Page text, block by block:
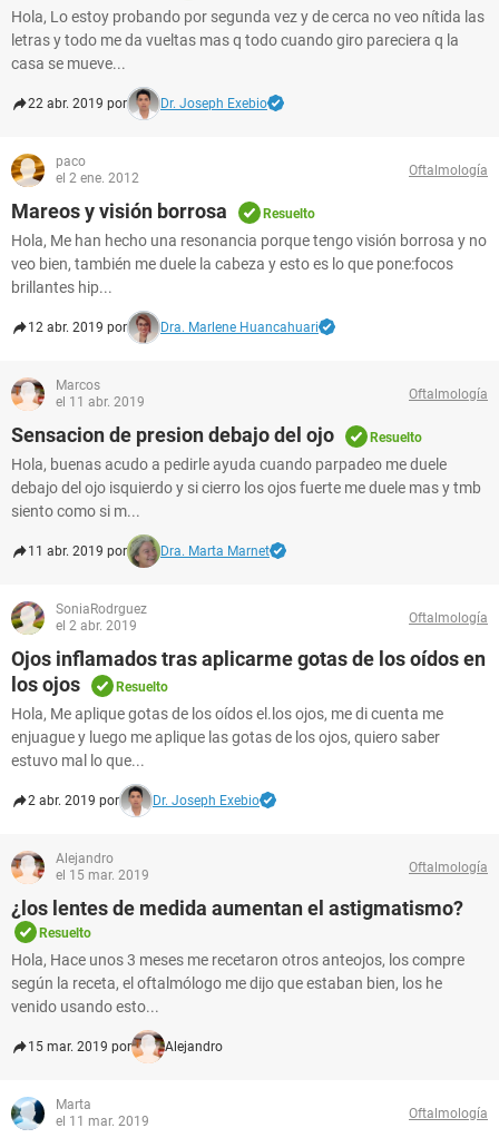
Hola, Lo estoy probando por segunda vez y de cerca no veo nítida las
letras y todo me da vueltas mas q todo cuando giro pareciera q la
casa se mueve...
22 abr. 2019 por Dr. Joseph Exebio
paco
el 2 ene. 2012
Oftalmología
Mareos y visión borrosa Resuelto
Hola, Me han hecho una resonancia porque tengo visión borrosa y no
veo bien, también me duele la cabeza y esto es lo que pone:focos
brillantes hip...
12 abr. 2019 por Dra. Marlene Huancahuari
Marcos
el 11 abr. 2019
Oftalmología
Sensacion de presion debajo del ojo Resuelto
Hola, buenas acudo a pedirle ayuda cuando parpadeo me duele
debajo del ojo isquierdo y si cierro los ojos fuerte me duele mas y tmb
siento como si m...
11 abr. 2019 por Dra. Marta Marnet
SoniaRodrguez
el 2 abr. 2019
Oftalmología
Ojos inflamados tras aplicarme gotas de los oídos en
los ojos
Resuelto
Hola, Me aplique gotas de los oídos el.los ojos, me di cuenta me
enjuague y luego me aplique las gotas de los ojos, quiero saber
estuvo mal lo que...
2 abr. 2019 por Dr. Joseph Exebio
Alejandro
el 15 mar. 2019
Oftalmología
¿los lentes de medida aumentan el astigmatismo?
Resuelto
Hola, Hace unos 3 meses me recetaron otros anteojos, los compre
según la receta, el oftalmólogo me dijo que estaban bien, los he
venido usando esto...
15 mar. 2019 por Alejandro
Marta
el 11 mar. 2019
Oftalmología